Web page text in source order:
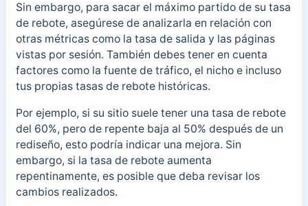
Sin embargo, para sacar el máximo partido de su tasa
de rebote, asegúrese de analizarla en relación con
otras métricas como la tasa de salida y las páginas
vistas por sesión. También debes tener en cuenta
factores como la fuente de tráfico, el nicho e incluso
tus propias tasas de rebote históricas.
Por ejemplo, si su sitio suele tener una tasa de rebote
del 60%, pero de repente baja al 50% después de un
rediseño, esto podría indicar una mejora. Sin
embargo, si la tasa de rebote aumenta
repentinamente, es posible que deba revisar los
cambios realizados.